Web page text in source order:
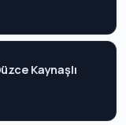
Kaynaşlı